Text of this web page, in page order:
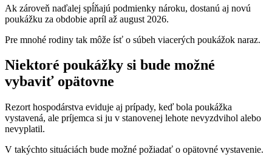
Ak zároveň naďalej spĺňajú podmienky nároku, dostanú aj novú
poukážku za obdobie apríl až august 2026.
Pre mnohé rodiny tak môže ísť o súbeh viacerých poukážok naraz.
Niektoré poukážky si bude možné
vybaviť opätovne
Rezort hospodárstva eviduje aj prípady, keď bola poukážka
vystavená, ale príjemca si ju v stanovenej lehote nevyzdvihol alebo
nevyplatil.
V takýchto situáciách bude možné požiadať o opätovné vystavenie.